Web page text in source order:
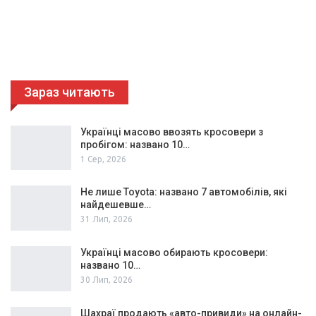
Зараз читають
Українці масово ввозять кросовери з
пробігом: названо 10…
1 Сер, 2026
Не лише Toyota: названо 7 автомобілів, які
найдешевше…
31 Лип, 2026
Українці масово обирають кросовери:
названо 10…
30 Лип, 2026
Шахраї продають «авто-привиди» на онлайн-